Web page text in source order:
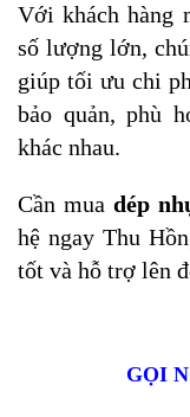
Với khách hàng
số lượng lớn,
giúp tối ưu chi
bảo quản, phù
khác nhau.
Cần mua dép
hệ ngay Thu
tốt và hỗ trợ lên
GỌI